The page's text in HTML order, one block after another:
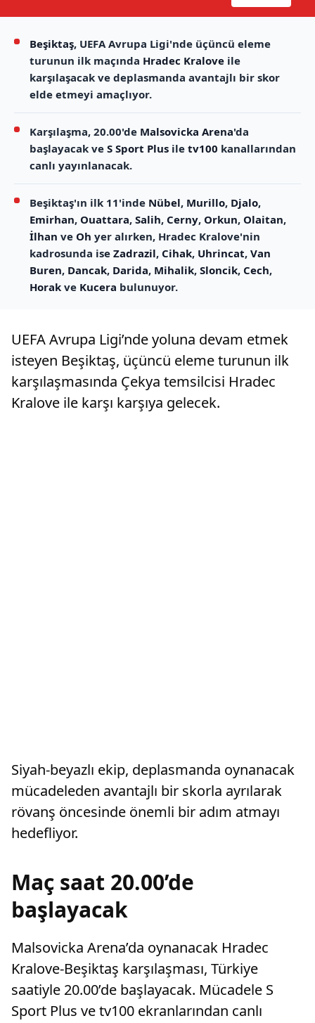
Beşiktaş, UEFA Avrupa Ligi'nde üçüncü eleme
turunun ilk maçında Hradec Kralove ile
karşılaşacak ve deplasmanda avantajlı bir skor
elde etmeyi amaçlıyor.
Karşılaşma, 20.00'de Malsovicka Arena'da
başlayacak ve S Sport Plus ile tv100 kanallarından
canlı yayınlanacak.
Beşiktaş'ın ilk 11'inde Nübel, Murillo, Djalo,
Emirhan, Ouattara, Salih, Cerny, Orkun, Olaitan,
İlhan ve Oh yer alırken, Hradec Kralove'nin
kadrosunda ise Zadrazil, Cihak, Uhrincat, Van
Buren, Dancak, Darida, Mihalik, Sloncik, Cech,
Horak ve Kucera bulunuyor.
UEFA Avrupa Ligi’nde yoluna devam etmek
isteyen Beşiktaş, üçüncü eleme turunun ilk
karşılaşmasında Çekya temsilcisi Hradec
Kralove ile karşı karşıya gelecek.
Siyah-beyazlı ekip, deplasmanda oynanacak
mücadeleden avantajlı bir skorla ayrılarak
rövanş öncesinde önemli bir adım atmayı
hedefliyor.
Maç saat 20.00’de
başlayacak
Malsovicka Arena’da oynanacak Hradec
Kralove-Beşiktaş karşılaşması, Türkiye
saatiyle 20.00’de başlayacak. Mücadele S
Sport Plus ve tv100 ekranlarından canlı